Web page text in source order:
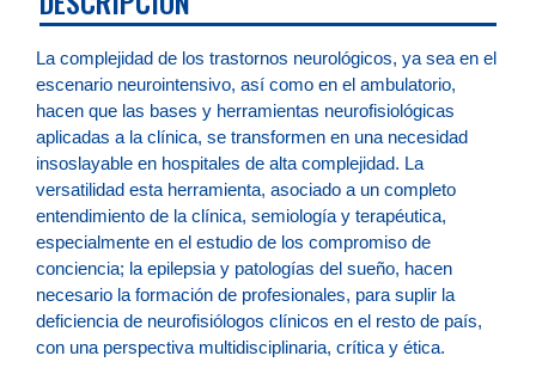
La complejidad de los trastornos neurológicos, ya sea en el
escenario neurointensivo, así como en el ambulatorio,
hacen que las bases y herramientas neurofisiológicas
aplicadas a la clínica, se transformen en una necesidad
insoslayable en hospitales de alta complejidad. La
versatilidad esta herramienta, asociado a un completo
entendimiento de la clínica, semiología y terapéutica,
especialmente en el estudio de los compromiso de
conciencia; la epilepsia y patologías del sueño, hacen
necesario la formación de profesionales, para suplir la
deficiencia de neurofisiólogos clínicos en el resto de país,
con una perspectiva multidisciplinaria, crítica y ética.